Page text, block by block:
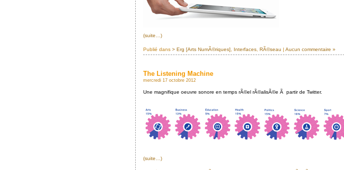
(suite…)
Publié dans > Erg [Arts NumÃ©riques] Interfaces RÃ©seau | Aucun commentaire »
The Listening Machine
mercredi 17 octobre 2012
Une magnifique oeuvre sonore en temps rÃ©el rÃ©alisÃ©e Ã partir de Twitter.
(suite…)